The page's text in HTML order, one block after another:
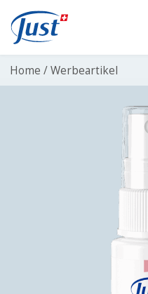
Main Navigation
Home /Werbeartikel